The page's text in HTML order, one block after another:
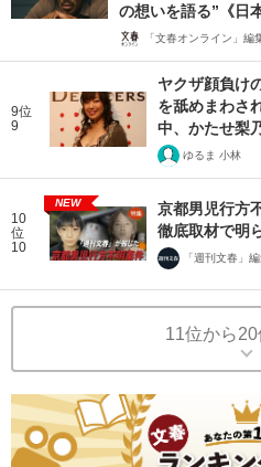
の想いを語る”《日
「文春オンライン」編
9位
9
ヤクザ顔負け
を舐めまわさ
中、かたせ梨
ゆるま 小林
10
位
10
NEW
京都男児行方
徹底取材で明
「週刊文春」
11位から